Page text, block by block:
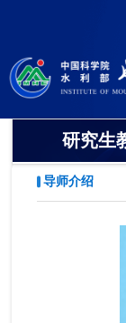
研究生
导师介绍